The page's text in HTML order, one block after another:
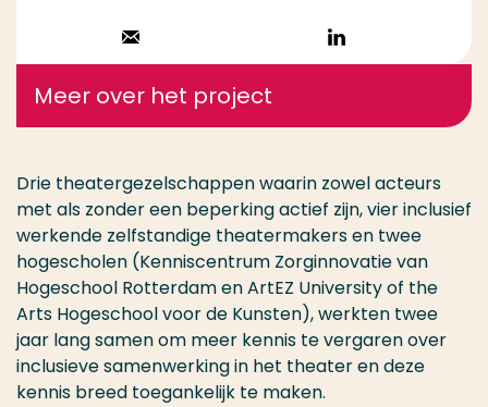
Stuur een email
Volg op
LinkedIn
Meer over het project
Drie theatergezelschappen waarin zowel acteurs
met als zonder een beperking actief zijn, vier inclusief
werkende zelfstandige theatermakers en twee
hogescholen (Kenniscentrum Zorginnovatie van
Hogeschool Rotterdam en ArtEZ University of the
Arts Hogeschool voor de Kunsten), werkten twee
jaar lang samen om meer kennis te vergaren over
inclusieve samenwerking in het theater en deze
kennis breed toegankelijk te maken.